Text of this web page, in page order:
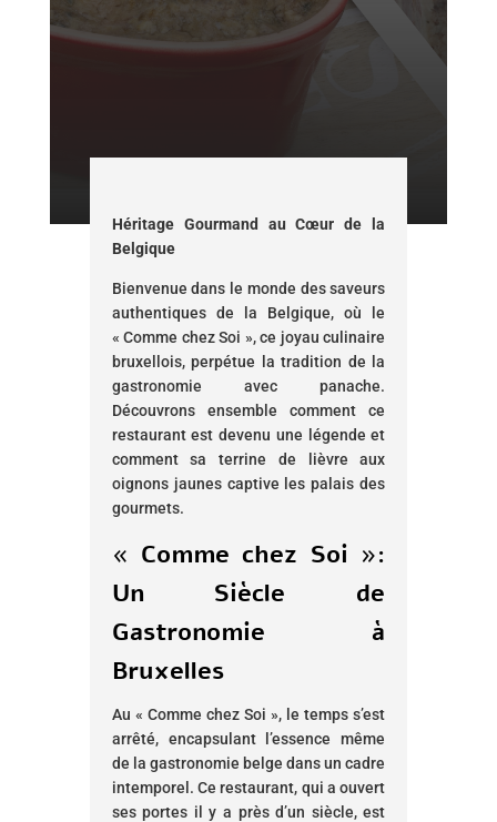
Héritage Gourmand au Cœur de la
Belgique
Bienvenue dans le monde des saveurs
authentiques de la Belgique, où le
« Comme chez Soi », ce joyau culinaire
bruxellois, perpétue la tradition de la
gastronomie avec panache.
Découvrons ensemble comment ce
restaurant est devenu une légende et
comment sa terrine de lièvre aux
oignons jaunes captive les palais des
gourmets.
« Comme chez Soi »:
Un Siècle de
Gastronomie à
Bruxelles
Au « Comme chez Soi », le temps s’est
arrêté, encapsulant l’essence même
de la gastronomie belge dans un cadre
intemporel. Ce restaurant, qui a ouvert
ses portes il y a près d’un siècle, est